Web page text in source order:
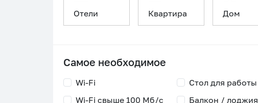
Отели Квартира Дом
Самое необходимое
Wi-Fi
Wi-Fi свыше 100 Мб/с
Стол для работы
Балкон / лоджия